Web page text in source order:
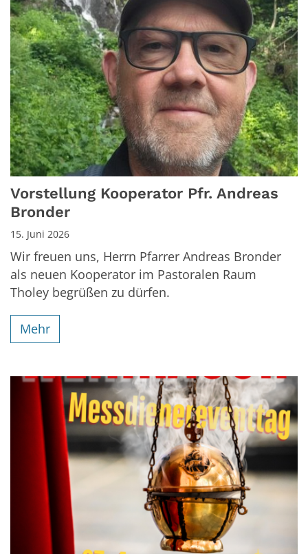
Vorstellung Kooperator Pfr. Andreas
Bronder
15. Juni 2026
Wir freuen uns, Herrn Pfarrer Andreas Bronder
als neuen Kooperator im Pastoralen Raum
Tholey begrüßen zu dürfen.
Mehr